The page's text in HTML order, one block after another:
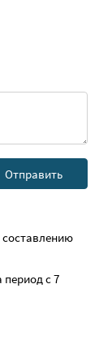
период с 7